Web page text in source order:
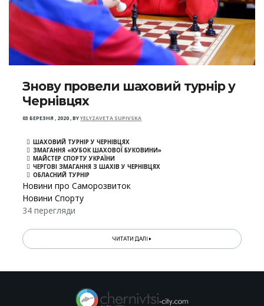
Знову провели шаховий турнір у
Чернівцях
03 БЕРЕЗНЯ , 2020,BYYELYZAVETA SUPIVSKA
ШАХОВИЙ ТУРНІР У ЧЕРНІВЦЯХ
ЗМАГАННЯ «КУБОК ШАХОВОЇ БУКОВИНИ»
МАЙСТЕР СПОРТУ УКРАЇНИ
ЧЕРГОВІ ЗМАГАННЯ З ШАХІВ У ЧЕРНІВЦЯХ
ОБЛАСНИЙ ТУРНІР
Новини про Саморозвиток
Новини Спорту
34 перегляди
ЧИТАТИ ДАЛІ